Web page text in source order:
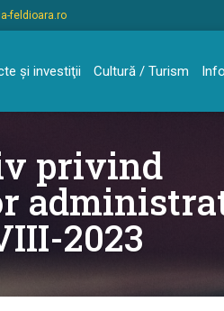
feldioara.ro
şi investiţii Cultură / Turism
privind
2023